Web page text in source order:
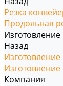
Резка
Продольная
Назад
Компания